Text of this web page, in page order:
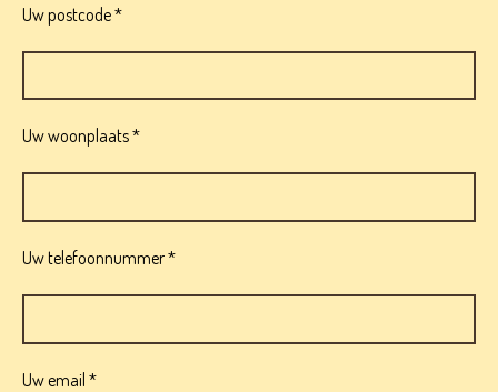
Uw postcode *
Uw woonplaats *
Uw telefoonnummer *
Uw email *